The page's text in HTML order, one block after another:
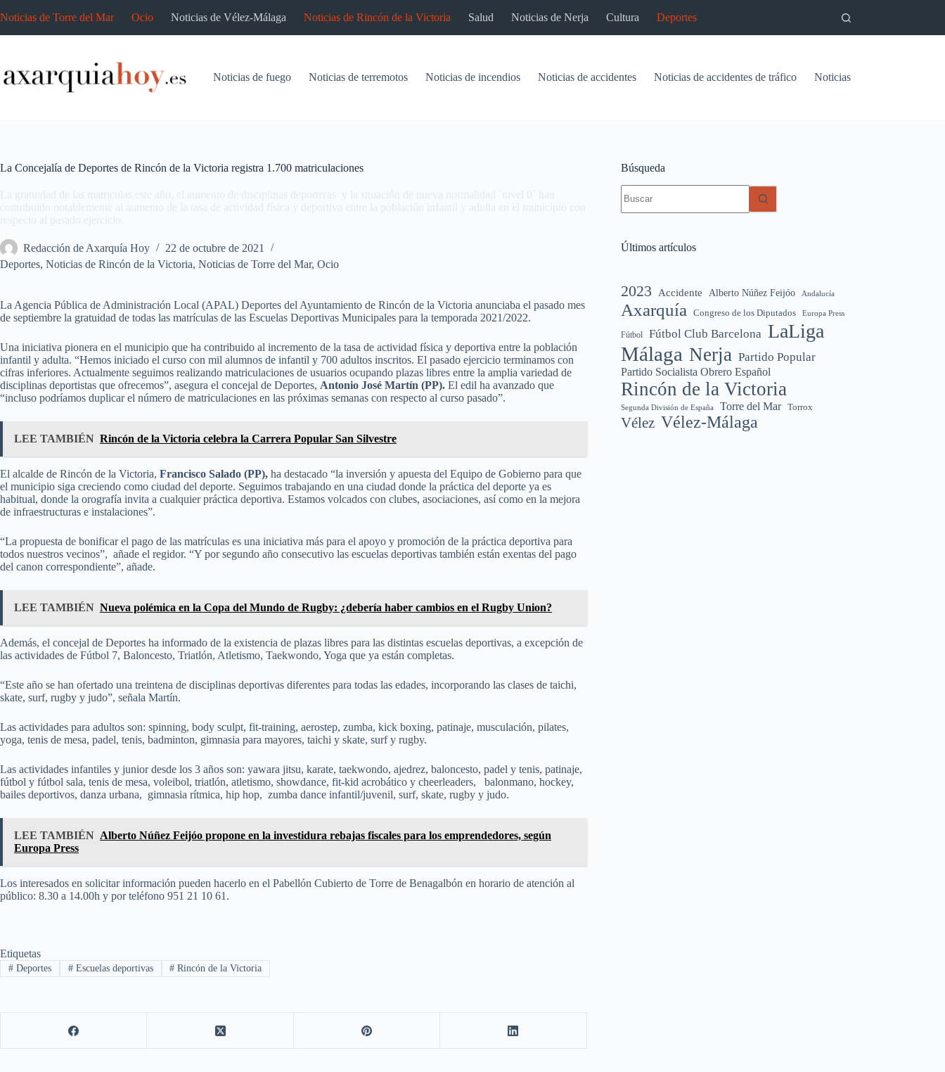
al
Noticias de Torre del Mar Ocio Noticias de Vélez-Málaga Noticias de Rincón de la Victoria Salud Noticias de Nerja Cultura Deportes
Noticias de fuego Noticias de terremotos Noticias de incendios Noticias de accidentes Noticias de accidentes de tráfico Noticias del pantano de
La Concejalía de Deportes de Rincón de la Victoria registra 1.700 matriculaciones
La gratuidad de las matriculas este año, el aumento de disciplinas deportivas y la situación de nueva normalidad `nivel 0´ han
contribuido notablemente al aumento de la tasa de actividad física y deportiva entre la población infantil y adulta en el municipio con
respecto al pasado ejercicio.
Redacción de Axarquía Hoy
22 de octubre de 2021
Deportes, Noticias de Rincón de la Victoria, Noticias de Torre del Mar, Ocio
La Agencia Pública de Administración Local (APAL) Deportes del Ayuntamiento de Rincón de la Victoria anunciaba el pasado mes
de septiembre la gratuidad de todas las matrículas de las Escuelas Deportivas Municipales para la temporada 2021/2022.
Una iniciativa pionera en el municipio que ha contribuido al incremento de la tasa de actividad física y deportiva entre la población
infantil y adulta. “Hemos iniciado el curso con mil alumnos de infantil y 700 adultos inscritos. El pasado ejercicio terminamos con
cifras inferiores. Actualmente seguimos realizando matriculaciones de usuarios ocupando plazas libres entre la amplia variedad de
disciplinas deportistas que ofrecemos”, asegura el concejal de Deportes, Antonio José Martín (PP). El edil ha avanzado que
“incluso podríamos duplicar el número de matriculaciones en las próximas semanas con respecto al curso pasado”.
LEE TAMBIÉN Rincón de la Victoria celebra la Carrera Popular San Silvestre
El alcalde de Rincón de la Victoria, Francisco Salado (PP), ha destacado “la inversión y apuesta del Equipo de Gobierno para que
el municipio siga creciendo como ciudad del deporte. Seguimos trabajando en una ciudad donde la práctica del deporte ya es
habitual, donde la orografía invita a cualquier práctica deportiva. Estamos volcados con clubes, asociaciones, así como en la mejora
de infraestructuras e instalaciones”.
“La propuesta de bonificar el pago de las matrículas es una iniciativa más para el apoyo y promoción de la práctica deportiva para
todos nuestros vecinos”, añade el regidor. “Y por segundo año consecutivo las escuelas deportivas también están exentas del pago
del canon correspondiente”, añade.
LEE TAMBIÉN Nueva polémica en la Copa del Mundo de Rugby: ¿debería haber cambios en el Rugby Union?
Además, el concejal de Deportes ha informado de la existencia de plazas libres para las distintas escuelas deportivas, a excepción de
las actividades de Fútbol 7, Baloncesto, Triatlón, Atletismo, Taekwondo, Yoga que ya están completas.
“Este año se han ofertado una treintena de disciplinas deportivas diferentes para todas las edades, incorporando las clases de taichi,
skate, surf, rugby y judo”, señala Martín.
Las actividades para adultos son: spinning, body sculpt, fit-training, aerostep, zumba, kick boxing, patinaje, musculación, pilates,
yoga, tenis de mesa, padel, tenis, badminton, gimnasia para mayores, taichi y skate, surf y rugby.
Las actividades infantiles y junior desde los 3 años son: yawara jitsu, karate, taekwondo, ajedrez, baloncesto, padel y tenis, patinaje,
fútbol y fútbol sala, tenis de mesa, voleibol, triatlón, atletismo, showdance, fit-kid acrobático y cheerleaders, balonmano, hockey,
bailes deportivos, danza urbana, gimnasia rítmica, hip hop, zumba dance infantil/juvenil, surf, skate, rugby y judo.
LEE TAMBIÉN Alberto Núñez Feijóo propone en la investidura rebajas fiscales para los emprendedores, según
Europa Press
Los interesados en solicitar información pueden hacerlo en el Pabellón Cubierto de Torre de Benagalbón en horario de atención al
público: 8.30 a 14.00h y por teléfono 951 21 10 61.
Etiquetas
#Deportes #Escuelas deportivas # Rincón de la Victoria
Búsqueda
resultados
Últimos artículos
2023 Accidente Alberto Núñez Feijóo Andalucía
Axarquía Congreso de los Diputados Europa Press
Fútbol Fútbol Club Barcelona LaLiga
Málaga Nerja Partido Popular
Partido Socialista Obrero Español
Rincón de la Victoria
Segunda División de España Torre del Mar Torrox
Vélez Vélez-Málaga